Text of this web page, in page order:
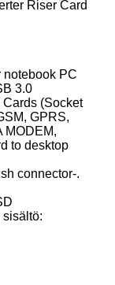
Riser Card
notebook PC
3.0
Cards (Socket
GPRS,
MODEM,
to desktop
connector-.
sisältö: